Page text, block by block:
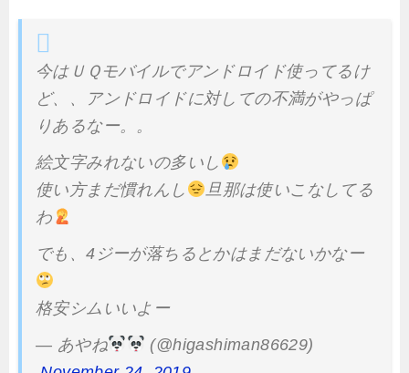
今はＵＱモバイルでアンドロイド使ってるけ
ど、、アンドロイドに対しての不満がやっぱ
りあるなー。。
絵文字みれないの多いし
使い方まだ慣れんし
旦那は使いこなしてる
わ
でも、4ジーが落ちるとかはまだないかなー
格安シムいいよー
— あやね
(@higashiman86629)